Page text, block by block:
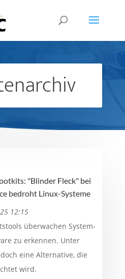
"Blinder Fleck" bei
bedroht Linux-Systeme
12:15
überwachen System-
zu erkennen. Unter
eine Alternative, die
wird.